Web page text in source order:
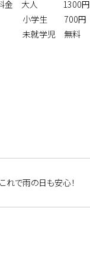
料金 大人 1300円
生 700円
学児 無料
これで雨の日も安心！